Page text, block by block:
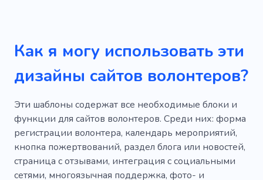
Инакомыслие
Молитва
Социальный
Перемещение
Консультирование
Группа интересов
Прием
Молясь
Конференция
Теологический
История
Университет
Работать
Преподаватель
Обучение
Учебный материал
Как я могу использовать эти
дизайны сайтов волонтеров?
Эти шаблоны содержат все необходимые блоки и
функции для сайтов волонтеров. Среди них: форма
регистрации волонтера, календарь мероприятий,
кнопка пожертвований, раздел блога или новостей,
страница с отзывами, интеграция с социальными
сетями, многоязычная поддержка, фото- и